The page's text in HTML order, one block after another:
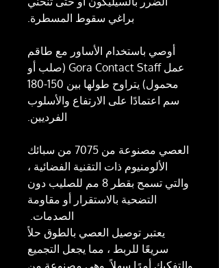
براغي سقوط المسطرة.
أوصي باستخدام الأساور مع طاقم
عمل Gora Contact Staff (صلب أو
محمول) يتراوح طولها بين 150-180
سم اعتمادًا على الارتفاع والأسلوب
الفرديين.
العصي مصنوعة من 7075 من سبائك
الألومنيوم ذات التقنية الفضائية ،
والتي تسمح بقطر 8 مم للصليب دون
التضحية بالاستقرار أو مقاومة
الصدمات.
يعتبر توصيل العصي بالطوق حلاً
سريعًا للربط ، مما يجعل التجميع